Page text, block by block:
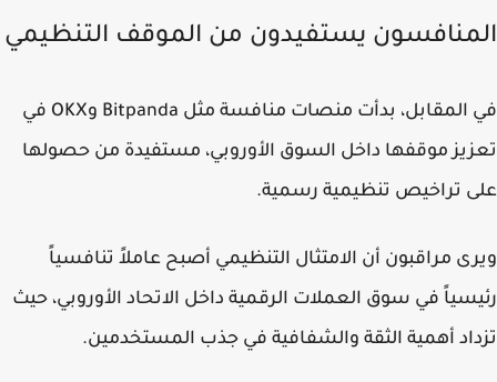
يستفيدون من الموقف التنظيمي
في المقابل، بدأت منصات منافسة مثل Bitpanda وOKX في
موقفها داخل السوق الأوروبي، مستفيدة من حصولها
تراخيص تنظيمية رسمية.
مراقبون أن الامتثال التنظيمي أصبح عاملاً تنافسياً
في سوق العملات الرقمية داخل الاتحاد الأوروبي، حيث
أهمية الثقة والشفافية في جذب المستخدمين.